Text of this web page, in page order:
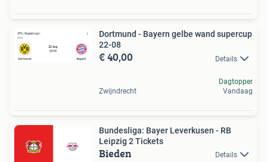
Dortmund - Bayern gelbe wand supercup
22-08
€ 40,00 Details
Zwijndrecht
Dagtopper
Vandaag
Bundesliga: Bayer Leverkusen - RB
Leipzig 2 Tickets
Bieden Details